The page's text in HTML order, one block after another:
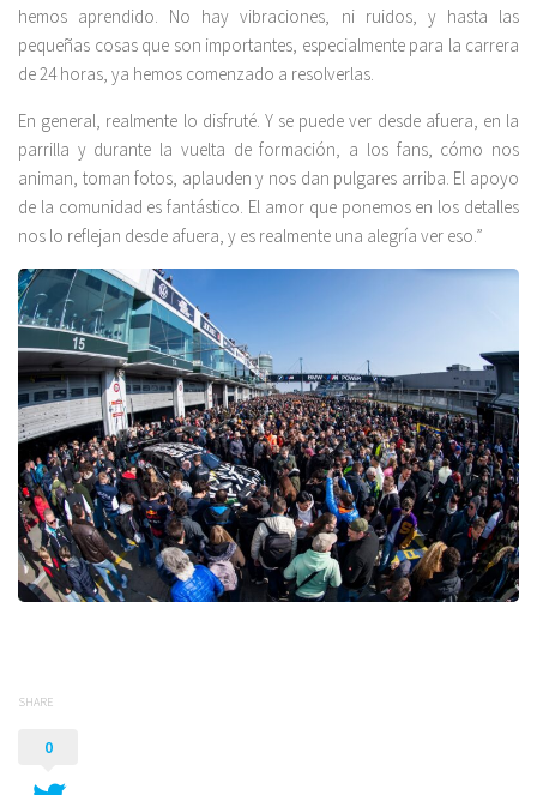
hemos aprendido. No hay vibraciones, ni ruidos, y hasta las
pequeñas cosas que son importantes, especialmente para la carrera
de 24 horas, ya hemos comenzado a resolverlas.
En general, realmente lo disfruté. Y se puede ver desde afuera, en la
parrilla y durante la vuelta de formación, a los fans, cómo nos
animan, toman fotos, aplauden y nos dan pulgares arriba. El apoyo
de la comunidad es fantástico. El amor que ponemos en los detalles
nos lo reflejan desde afuera, y es realmente una alegría ver eso.”
SHARE
0